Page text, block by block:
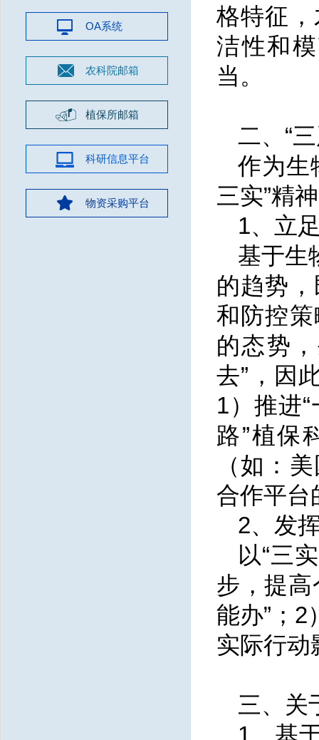
OA系统
农科院邮箱
植保所邮箱
科研信息平台
物资采购平台
格特征
洁性和
当。
二、“
作为生
三实”精
1、立
基于生
的趋势
和防控
的态势
去”，因
1）推进
路”植保
（如：
合作平台
2、发
以“三
步，提
能办”；
实际行动
三、关
1、基